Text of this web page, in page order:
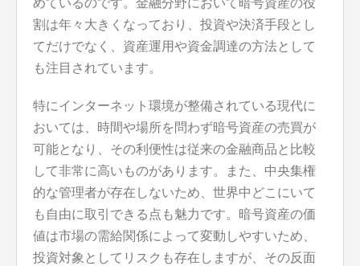
めているのです。金融分野において暗号資産の役
割は年々大きくなっており、投資や決済手段とし
てだけでなく、資産運用や資金調達の方法として
も注目されています。
特にインターネット環境が整備されている現代に
おいては、時間や場所を問わず暗号資産の売買が
可能となり、その利便性は従来の金融商品と比較
して非常に高いものがあります。また、中央集権
的な管理者が存在しないため、世界中どこにいて
も自由に取引できる点も魅力です。暗号資産の価
値は市場の需給関係によって変動しやすいため、
投資対象としてリスクも存在しますが、その反面